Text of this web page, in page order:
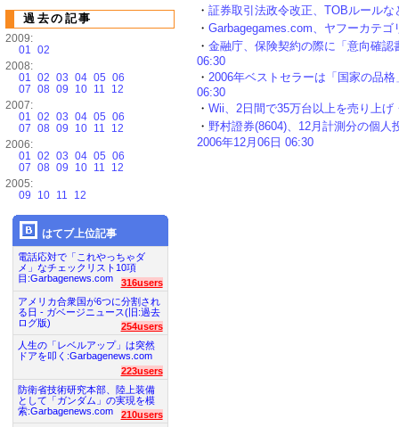
・ 証券取引法政令改正、TOBルール
・ Garbagegames.com、ヤフーカテ
・ 金融庁、保険契約の際に「意向確
06:30
・ 2006年ベストセラーは「国家の品
06:30
・ Wii、2日間で35万台以上を売り上
・ 野村證券(8604)、12月計測分の個
2006年12月06日 06:30
過去の記事
2009:
01 02
2008:
01 02 03 04 05 06
07 08 09 10 11
12
2007:
01 02 03 04 05 06
07 08 09 10 11
12
2006:
01 02 03 04 05 06
07 08 09 10 11
12
2005:
09
10 11 12
はてブ上位記事
電話応対で「これやっちゃダ
メ」なチェックリスト10項
目:Garbagenews.com
316users
アメリカ合衆国が6つに分割され
る日 - ガベージニュース(旧:過去
ログ版)
254users
人生の「レベルアップ」は突然
ドアを叩く:Garbagenews.com
223users
防衛省技術研究本部、陸上装備
として「ガンダム」の実現を模
索:Garbagenews.com
210users